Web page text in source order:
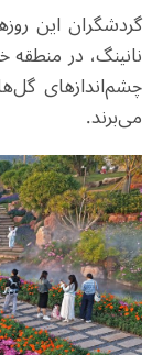
گردشگران این
نانینگ، در
چشم‌اندازهای
می‌برند.